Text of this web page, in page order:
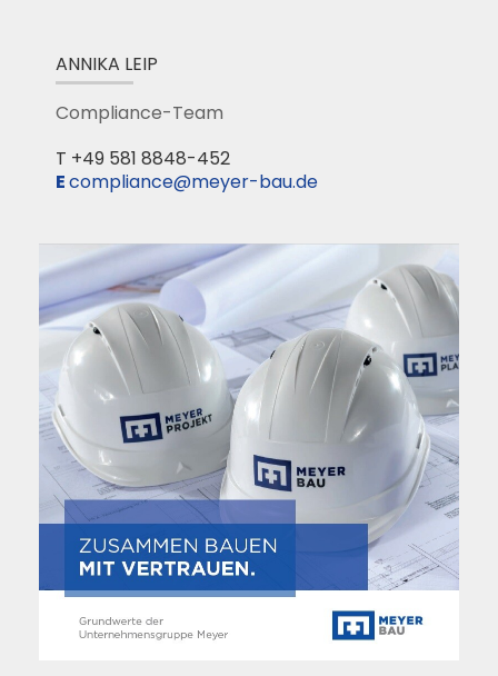
ANNIKA LEIP
Compliance-Team
T +49 581 8848-452
compliance@meyer-bau.de